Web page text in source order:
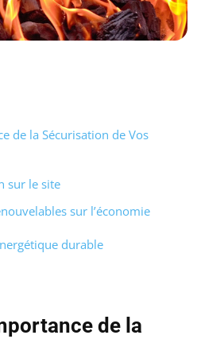
de la Sécurisation de Vos
sur le site
sur l’économie
durable
de la